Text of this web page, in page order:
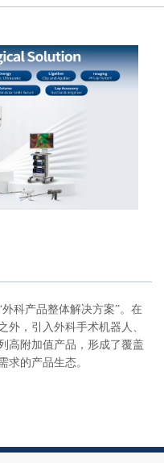
科产品整体解决方案”。在
，引入外科手术机器人、
高附加值产品，形成了覆盖
求的产品生态。